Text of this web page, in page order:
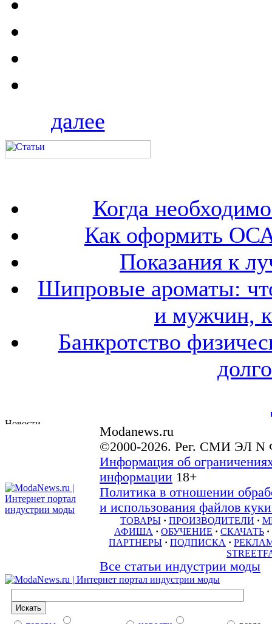
далее
Когда
Как оформить
Показания к
Шипровые ароматы:
и мужчин,
Банкротство
Modanews.ru
©2000-2026. Рег. СМИ ЭЛ N
Информация об
информации 18+
Политика в отношении
и использования файлов
ТОВАРЫ · ПРОИЗВОДИТЕЛИ ·
АФИША · ОБУЧЕНИЕ · СКАЧАТЬ ·
ПАРТНЕРЫ · ПОДПИСКА ·
Все статьи индустрии моды